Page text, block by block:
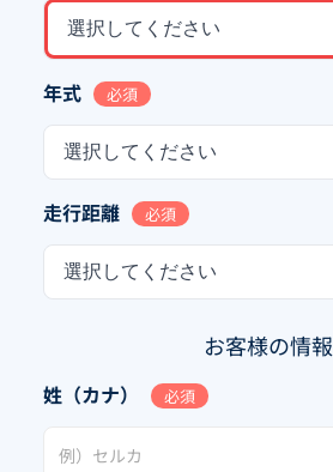
選択してください
年式 必須
選択してください
走行距離 必須
選択してください
お客様の情報
姓（カナ） 必須